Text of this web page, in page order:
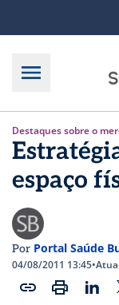
Destaques sobre o
espaço
Por Portal Saúde
04/08/2011 13:45•